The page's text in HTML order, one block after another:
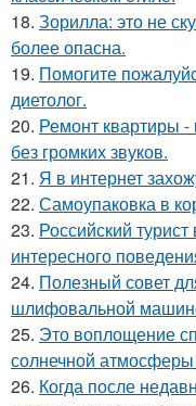
18. Зорилла: это не
более опасна.
19. Помогите
диетолог.
20. Ремонт квартиры -
без громких звуков.
21. Я в интернет
22. Самоупаковка в
23. Российский
интересного
24. Полезный совет
шлифовальной
25. Это воплощение
солнечной
26. Когда после